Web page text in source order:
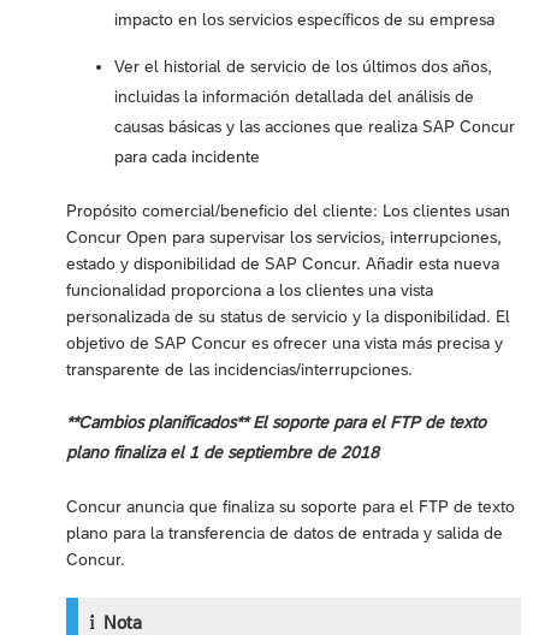
impacto en los servicios específicos de su empresa
Ver el historial de servicio de los últimos dos años,
incluidas la información detallada del análisis de
causas básicas y las acciones que realiza SAP Concur
para cada incidente
Propósito comercial/beneficio del cliente: Los clientes usan
Concur Open para supervisar los servicios, interrupciones,
estado y disponibilidad de SAP Concur. Añadir esta nueva
funcionalidad proporciona a los clientes una vista
personalizada de su status de servicio y la disponibilidad. El
objetivo de SAP Concur es ofrecer una vista más precisa y
transparente de las incidencias/interrupciones.
**Cambios planificados** El soporte para el FTP de texto
plano finaliza el 1 de septiembre de 2018
Concur anuncia que finaliza su soporte para el FTP de texto
plano para la transferencia de datos de entrada y salida de
Concur.
Nota